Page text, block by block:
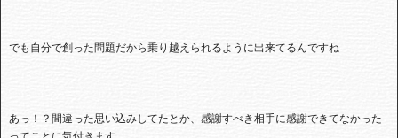
でも自分で創った問題だから乗り越えられるように出来てるんですね
あっ！？間違った思い込みしてたとか、感謝すべき相手に感謝できてなかった